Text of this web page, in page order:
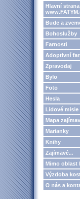
Hlavní strana
Bude a
Bohoslužby
Farnosti
Adoptivní
Zpravodaj
Bylo
Foto
Hesla
Lidové misie
Mapa
Marianky
Knihy
Zajímavé...
Mimo oblast
Výzdoba
O nás a